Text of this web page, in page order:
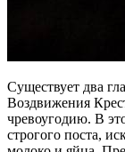
Существует два
Воздвижения
чревоугодию. В
строгого поста,